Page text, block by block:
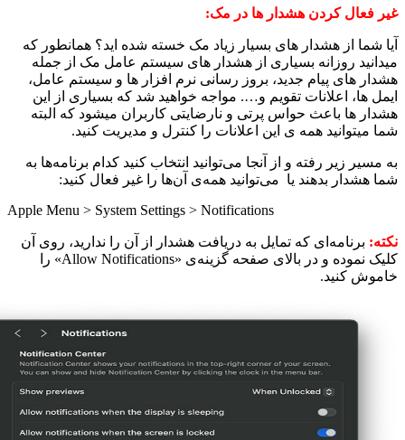
غیر فعال کردن هشدار ها در مک:
آیا شما از هشدار های بسیار زیاد مک خسته شده اید؟ همانطور که
میدانید روزانه بسیاری از هشدار های سیستم عامل مک از جمله
هشدار های پیام جدید، بروز رسانی نرم افزار ها و سیستم عامل،
ایمل ها، اعلانات تقویم و…. مواجه خواهید شد که بسیاری از این
هشدار ها باعث حواس پرتی و نارضایتی کاربران میشود که البته
شما میتوانید همه ی این اعلانات را کنترل و مدیریت کنید.
به مسیر زیر رفته و از آنجا می‌توانید انتخاب کنید کدام برنامه‌ها به
شما هشدار بدهند یا می‌توانید همه‌ی آن‌ها را غیر فعال کنید:
Apple Menu > System Settings > Notifications
نکته: برنامه‌ای که تمایل به دریافت هشدار از آن را ندارید، روی آن
کلیک نموده و در بالای صفحه گزینه‌ی «Allow Notifications» را
خاموش کنید.